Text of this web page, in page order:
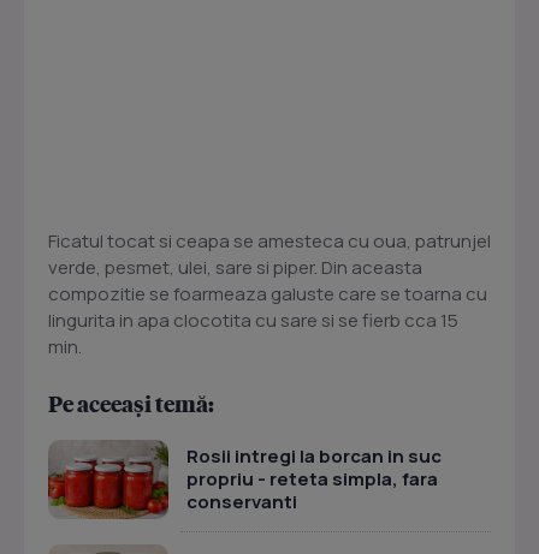
Ficatul tocat si ceapa se amesteca cu oua, patrunjel
verde, pesmet, ulei, sare si piper. Din aceasta
compozitie se foarmeaza galuste care se toarna cu
lingurita in apa clocotita cu sare si se fierb cca 15
min.
Pe aceeași temă:
Rosii intregi la borcan in suc
propriu - reteta simpla, fara
conservanti